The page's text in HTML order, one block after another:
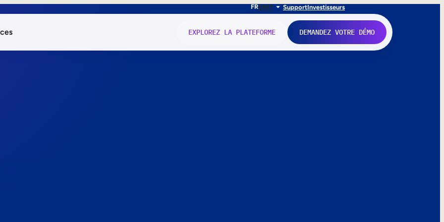
FRENIT SupportInvestisseurs
EXPLOREZ LA PLATEFORME DEMANDEZ VOTRE DÉMO